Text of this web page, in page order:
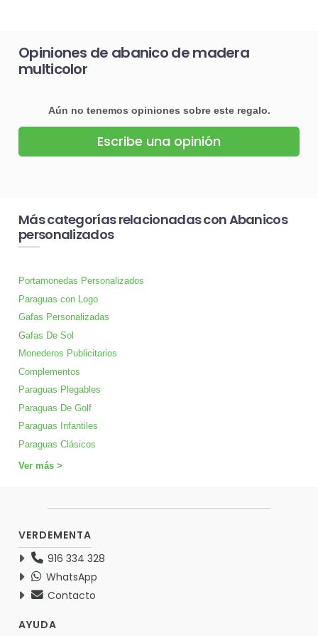
Opiniones de abanico de madera
multicolor
Aún no tenemos opiniones sobre este regalo.
Escribe una opinión
Más categorías relacionadas con Abanicos
personalizados
Portamonedas Personalizados
Paraguas con Logo
Gafas Personalizadas
Gafas De Sol
Monederos Publicitarios
Complementos
Paraguas Plegables
Paraguas De Golf
Paraguas Infantiles
Paraguas Clásicos
Ver más >
VERDEMENTA
916 334 328
WhatsApp
Contacto
AYUDA